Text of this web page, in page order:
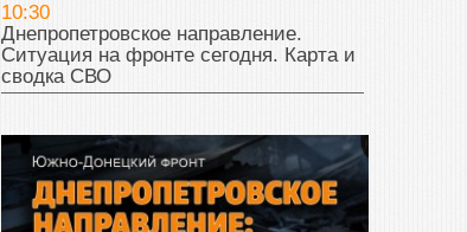
10:30
Днепропетровское направление.
Ситуация на фронте сегодня. Карта и
сводка СВО